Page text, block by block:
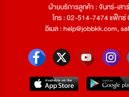
ฝ่ายบริการลูกค้า : จันทร์-เส
โทร : 02-514-7474 แฟ็ก
อีเมล :help@jobbkk.com,